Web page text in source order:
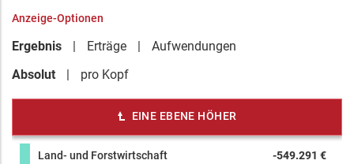
Anzeige-Optionen
Ergebnis Erträge
Aufwendungen
Absolut
pro Kopf
EINE EBENE HÖHER
Land- und Forstwirtschaft -549.291 €